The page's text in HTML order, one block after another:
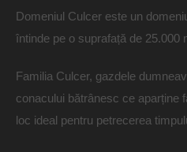
Domeniul Culcer este un
întinde pe o suprafață de 25.000
Familia Culcer, gazdele
conacului bătrânesc ce aparține
loc ideal pentru petrecerea